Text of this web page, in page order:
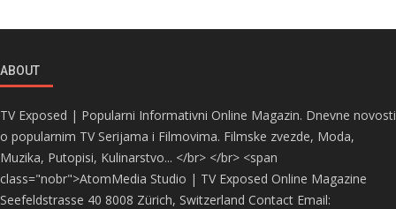
ABOUT
TV Exposed | Popularni Informativni Online Magazin. Dnevne novosti
o popularnim TV Serijama i Filmovima. Filmske zvezde, Moda,
Muzika, Putopisi, Kulinarstvo... </br> </br> <span
class="nobr">AtomMedia Studio | TV Exposed Online Magazine
Seefeldstrasse 40 8008 Zürich, Switzerland Contact Email: